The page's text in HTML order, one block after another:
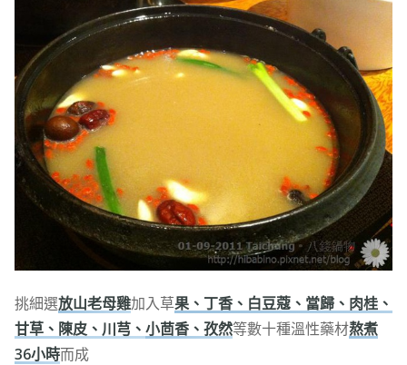
挑細選放山老母雞加入草果、丁香、白豆蔻、當歸、肉桂、
甘草、陳皮、川芎、 小茴香、孜然等數十種溫性藥材熬煮
36小時而成